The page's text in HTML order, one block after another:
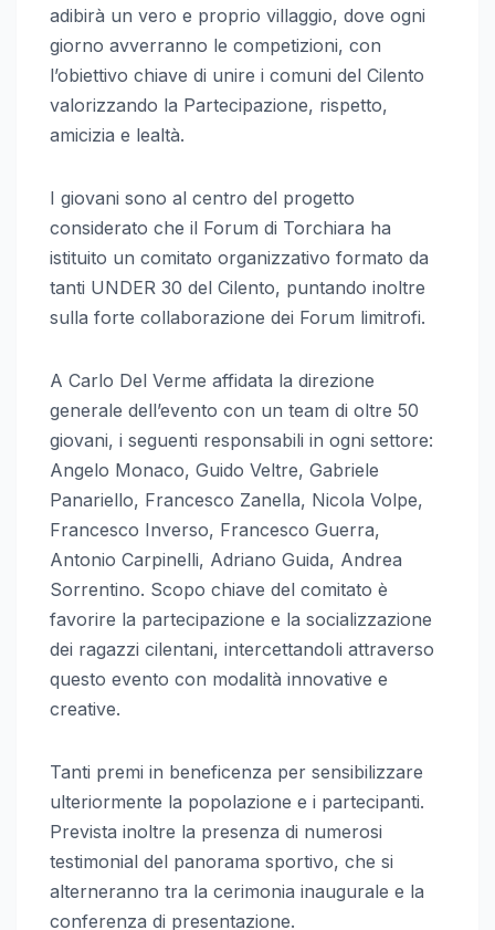
adibirà un vero e proprio villaggio, dove ogni
giorno avverranno le competizioni, con
l’obiettivo chiave di unire i comuni del Cilento
valorizzando la Partecipazione, rispetto,
amicizia e lealtà.
I giovani sono al centro del progetto
considerato che il Forum di Torchiara ha
istituito un comitato organizzativo formato da
tanti UNDER 30 del Cilento, puntando inoltre
sulla forte collaborazione dei Forum limitrofi.
A Carlo Del Verme affidata la direzione
generale dell’evento con un team di oltre 50
giovani, i seguenti responsabili in ogni settore:
Angelo Monaco, Guido Veltre, Gabriele
Panariello, Francesco Zanella, Nicola Volpe,
Francesco Inverso, Francesco Guerra,
Antonio Carpinelli, Adriano Guida, Andrea
Sorrentino. Scopo chiave del comitato è
favorire la partecipazione e la socializzazione
dei ragazzi cilentani, intercettandoli attraverso
questo evento con modalità innovative e
creative.
Tanti premi in beneficenza per sensibilizzare
ulteriormente la popolazione e i partecipanti.
Prevista inoltre la presenza di numerosi
testimonial del panorama sportivo, che si
alterneranno tra la cerimonia inaugurale e la
conferenza di presentazione.